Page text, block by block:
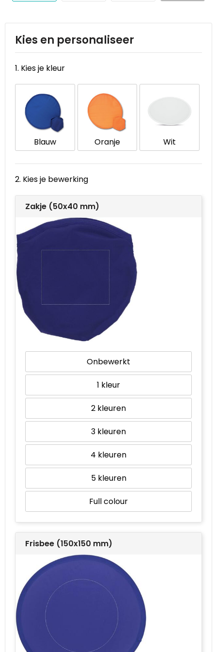
Reistassensets
Schoenentassen
Schoudertassen
Sporttassen
Strandtassen
Tablettassen
Waterbestendige tassen
Goodiebags
Swiss Peak
Thule
Urban Vitamin
Victorinox
VINGA
Waterman
Kies en personaliseer
1. Kies je kleur
Blauw Oranje Wit
2. Kies je bewerking
Zakje (50x40 mm)
Onbewerkt
1
2
3
4
5
Full colour
Frisbee (150x150 mm)